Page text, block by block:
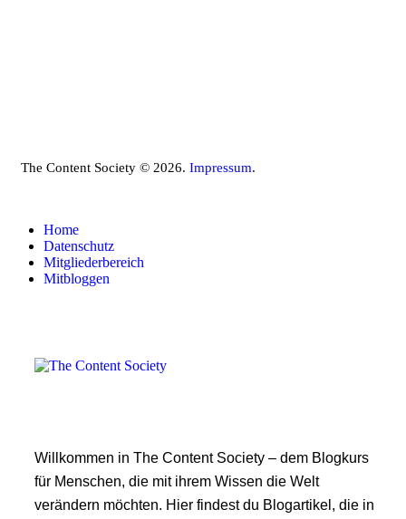
The Content Society © 2026. Impressum.
Home
Datenschutz
Mitgliederbereich
Mitbloggen
Willkommen in The Content Society – dem Blogkurs
für Menschen, die mit ihrem Wissen die Welt
verändern möchten. Hier findest du Blogartikel, die in